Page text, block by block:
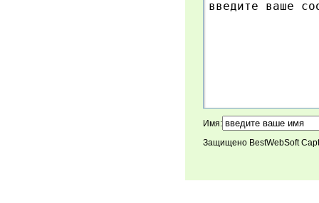
Имя:
Защищено BestWebSoft